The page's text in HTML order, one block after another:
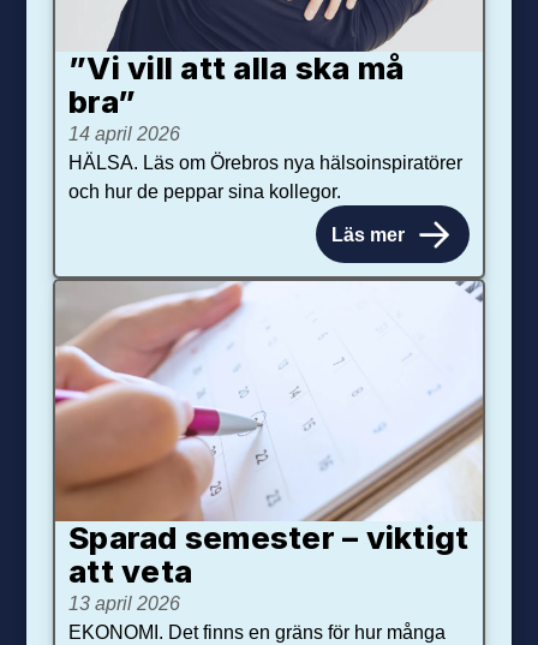
”Vi vill att alla ska må
bra”
14 april 2026
HÄLSA. Läs om Örebros nya hälsoinspiratörer
och hur de peppar sina kollegor.
Läs mer
Sparad semester – viktigt
att veta
13 april 2026
EKONOMI. Det finns en gräns för hur många